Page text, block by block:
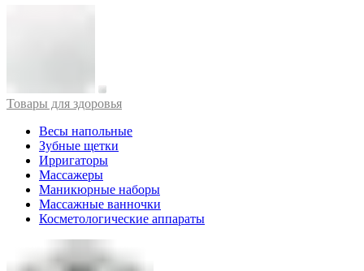
Товары для здоровья
Весы напольные
Зубные щетки
Ирригаторы
Массажеры
Маникюрные наборы
Массажные ванночки
Косметологические аппараты